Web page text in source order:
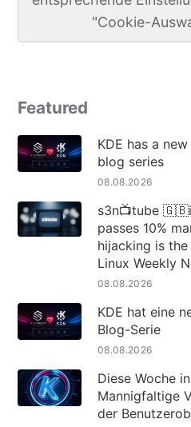
"Cookie-
Featured
KDE has a new
blog series
08.08.2026
s3n📺tube
passes 10%
hijacking is the
Linux Weekly
08.08.2026
KDE hat eine
Blog-Serie
08.08.2026
Diese Woche
Mannigfaltige
der